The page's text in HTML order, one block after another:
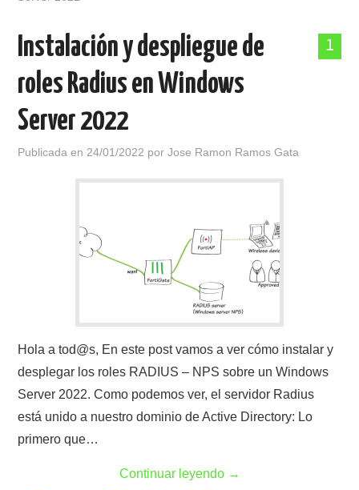
1
Instalación y despliegue de
roles Radius en Windows
Server 2022
Publicada en 24/01/2022 porJose Ramon Ramos Gata
Hola a tod@s, En este post vamos a ver cómo instalar y
desplegar los roles RADIUS – NPS sobre un Windows
Server 2022. Como podemos ver, el servidor Radius
está unido a nuestro dominio de Active Directory: Lo
primero que…
Continuar leyendo →